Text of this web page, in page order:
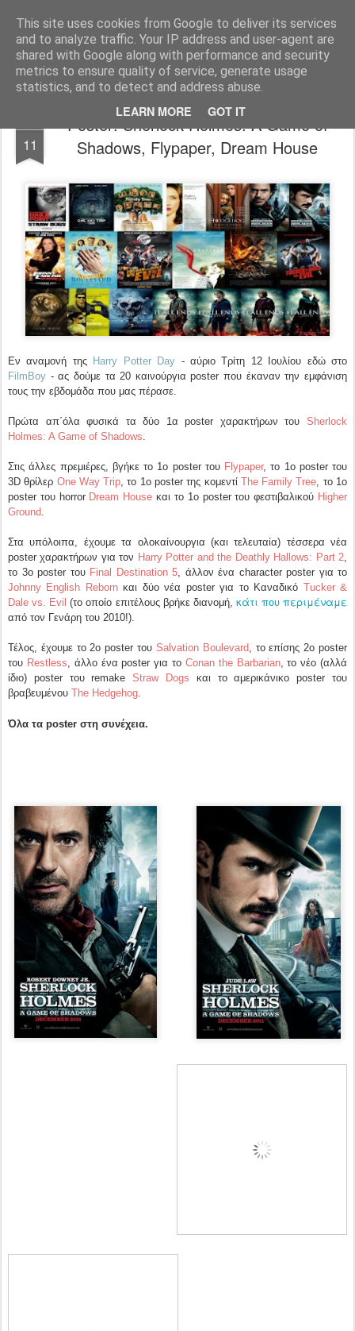
This site uses cookies from Google to deliver its services
and to analyze traffic. Your IP address and user-agent are
shared with Google along with performance and security
metrics to ensure quality of service, generate usage
statistics, and to detect and address abuse.
LEARN MORE GOT IT
FilmBoy
11
Poster: Sherlock Holmes: A Game of
Shadows, Flypaper, Dream House
Εν αναμονή της Harry Potter Day - αύριο Τρίτη 12 Ιουλίου εδώ στο
FilmBoy - ας δούμε τα 20 καινούργια poster που έκαναν την εμφάνιση
τους την εβδομάδα που μας πέρασε.
Πρώτα απ΄όλα φυσικά τα δύο 1α poster χαρακτήρων του Sherlock
Holmes: A Game of Shadows.
Στις άλλες πρεμιέρες, βγήκε το 1ο poster του Flypaper, το 1ο poster του
3D θρίλερ One Way Trip, το 1ο poster της κομεντί The Family Tree, το 1ο
poster του horror Dream House και το 1ο poster του φεστιβαλικού Higher
Ground.
Στα υπόλοιπα, έχουμε τα ολοκαίνουργια (και τελευταία) τέσσερα νέα
poster χαρακτήρων για τον Harry Potter and the Deathly Hallows: Part 2,
το 3ο poster του Final Destination 5, άλλον ένα character poster για το
Johnny English Rebornκαι δύο νέα poster για το Καναδικό Tucker &
Dale vs. Evil (το οποίο επιτέλους βρήκε διανομή, κάτι που περιμέναμε
από τον Γενάρη του 2010!).
Τέλος, έχουμε το 2ο poster του Salvation Boulevard, το επίσης 2ο poster
του Restless, άλλο ένα poster για το Conan the Barbarian, το νέο (αλλά
ίδιο) poster του remakeStraw Dogs και το αμερικάνικο poster του
βραβευμένου The Hedgehog.
Όλα τα poster στη συνέχεια.